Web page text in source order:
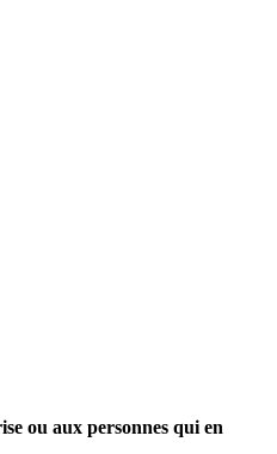
ou aux personnes qui en